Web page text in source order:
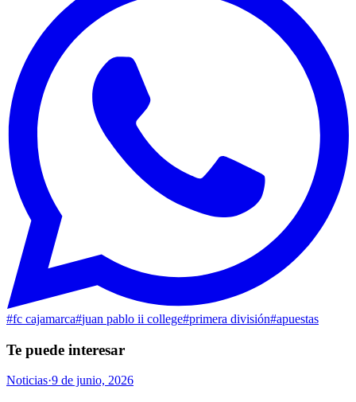
#fc cajamarca#juan pablo ii college#primera división#apuestas
Te puede interesar
Noticias·9 de junio, 2026